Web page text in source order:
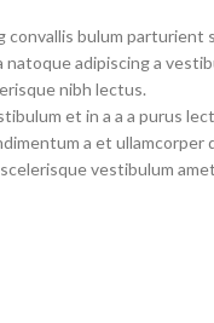
bulum parturient
adipiscing a
nibh lectus.
et in a a a purus
a et
vestibulum